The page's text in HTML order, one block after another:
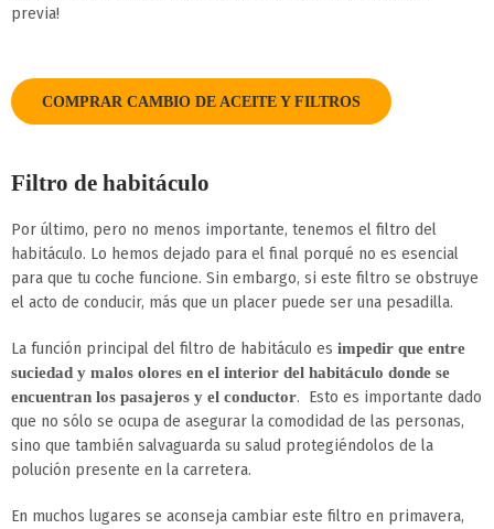
previa!
COMPRAR CAMBIO DE ACEITE Y FILTROS
Filtro de habitáculo
Por último, pero no menos importante, tenemos el filtro del
habitáculo. Lo hemos dejado para el final porqué no es esencial
para que tu coche funcione. Sin embargo, si este filtro se obstruye
el acto de conducir, más que un placer puede ser una pesadilla.
La función principal del filtro de habitáculo es impedir que entre
suciedad y malos olores en el interior del habitáculo donde se
encuentran los pasajeros y el conductor. Esto es importante dado
que no sólo se ocupa de asegurar la comodidad de las personas,
sino que también salvaguarda su salud protegiéndolos de la
polución presente en la carretera.
En muchos lugares se aconseja cambiar este filtro en primavera,